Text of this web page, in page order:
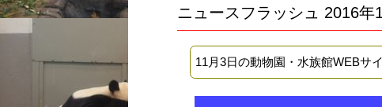
ニュースフラッシュ 2016年
11月3日の動物園・水族館WEBサ